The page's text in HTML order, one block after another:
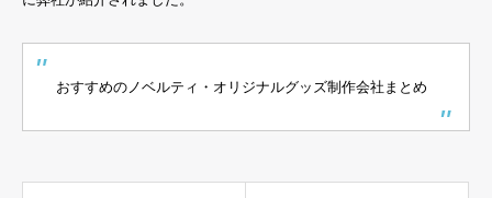
おすすめのノベルティ・オリジナルグッズ制作会社まとめ